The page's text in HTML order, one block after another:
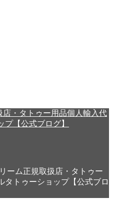
ーム正規取扱店・タトゥー
タトゥーショップ【公式ブロ